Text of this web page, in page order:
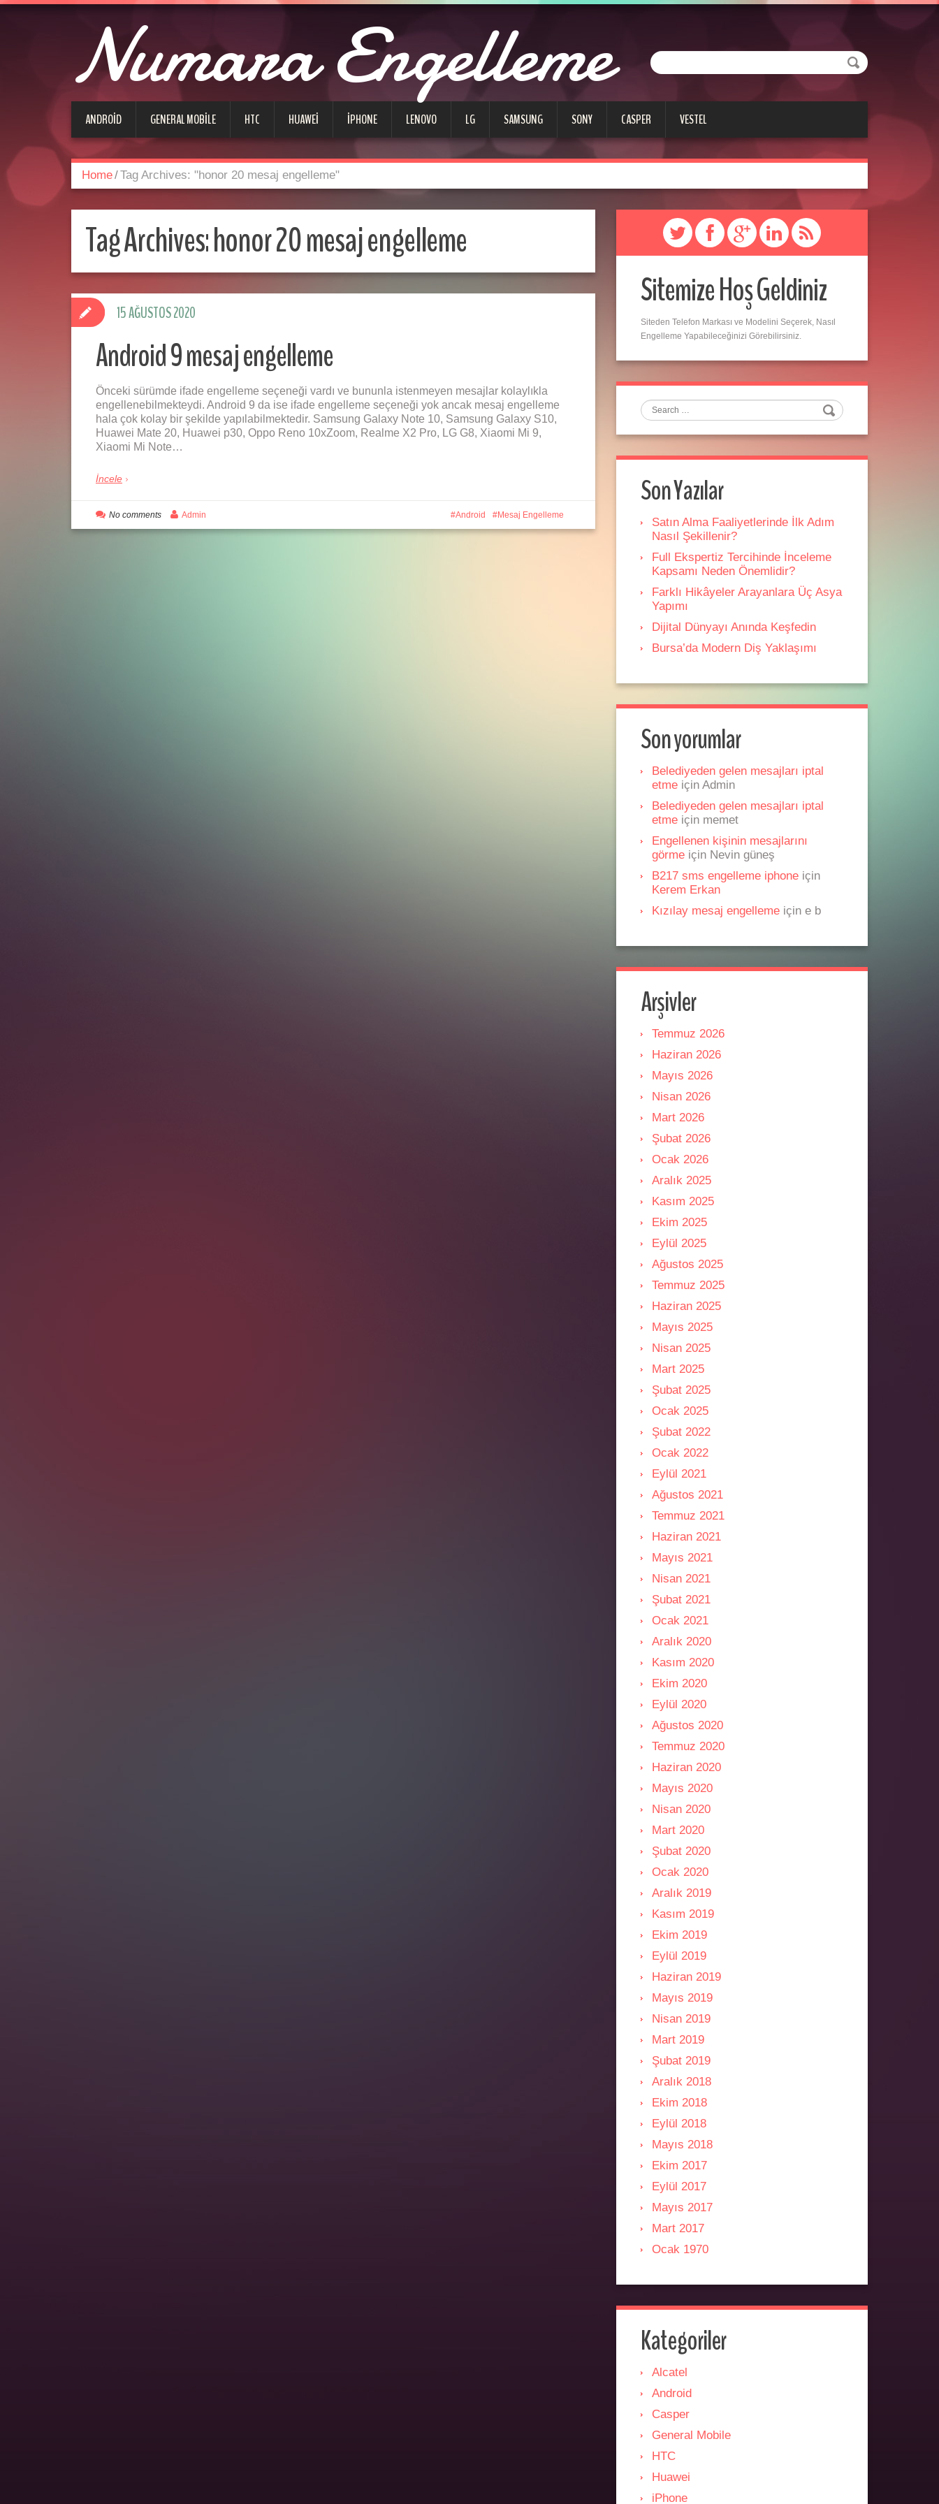
Numara Engelleme
ANDROID GENERAL MOBILE HTC HUAWEI IPHONE LENOVO LG SAMSUNG SONY CASPER VESTEL
Home/Tag Archives: "honor 20 mesaj engelleme"
Tag Archives:honor 20 mesaj engelleme
Android 9 mesaj engelleme
Önceki sürümde ifade engelleme seçeneği vardı ve bununla istenmeyen mesajlar kolaylıkla
engellenebilmekteydi. Android 9 da ise ifade engelleme seçeneği yok ancak mesaj engelleme
hala çok kolay bir şekilde yapılabilmektedir. Samsung Galaxy Note 10, Samsung Galaxy S10,
Huawei Mate 20, Huawei p30, Oppo Reno 10xZoom, Realme X2 Pro, LG G8, Xiaomi Mi 9,
Xiaomi Mi Note…
İncele
15 AĞUSTOS 2020
Android Mesaj Engelleme
No comments Admin
Sitemize Hoş Geldiniz
Siteden Telefon Markası ve Modelini Seçerek, Nasıl
Engelleme Yapabileceğinizi Görebilirsiniz.
Search
Son Yazılar
Satın Alma Faaliyetlerinde İlk Adım
Nasıl Şekillenir?
Full Ekspertiz Tercihinde İnceleme
Kapsamı Neden Önemlidir?
Farklı Hikâyeler Arayanlara Üç Asya
Yapımı
Dijital Dünyayı Anında Keşfedin
Bursa’da Modern Diş Yaklaşımı
Son yorumlar
Belediyeden gelen mesajları iptal
etme için Admin
Belediyeden gelen mesajları iptal
etme için memet
Engellenen kişinin mesajlarını
görme için Nevin güneş
B217 sms engelleme iphone için
Kerem Erkan
Kızılay mesaj engelleme için e b
Arşivler
Temmuz 2026
Haziran 2026
Mayıs 2026
Nisan 2026
Mart 2026
Şubat 2026
Ocak 2026
Aralık 2025
Kasım 2025
Ekim 2025
Eylül 2025
Ağustos 2025
Temmuz 2025
Haziran 2025
Mayıs 2025
Nisan 2025
Mart 2025
Şubat 2025
Ocak 2025
Şubat 2022
Ocak 2022
Eylül 2021
Ağustos 2021
Temmuz 2021
Haziran 2021
Mayıs 2021
Nisan 2021
Şubat 2021
Ocak 2021
Aralık 2020
Kasım 2020
Ekim 2020
Eylül 2020
Ağustos 2020
Temmuz 2020
Haziran 2020
Mayıs 2020
Nisan 2020
Mart 2020
Şubat 2020
Ocak 2020
Aralık 2019
Kasım 2019
Ekim 2019
Eylül 2019
Haziran 2019
Mayıs 2019
Nisan 2019
Mart 2019
Şubat 2019
Aralık 2018
Ekim 2018
Eylül 2018
Mayıs 2018
Ekim 2017
Eylül 2017
Mayıs 2017
Mart 2017
Ocak 1970
Kategoriler
Alcatel
Android
Casper
General Mobile
HTC
Huawei
iPhone